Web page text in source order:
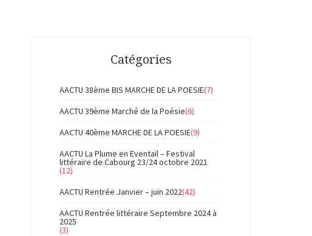
Catégories
AACTU 38ème BIS MARCHE DE LA POESIE(7)
AACTU 39ème Marché de la Poésie(6)
AACTU 40ème MARCHE DE LA POESIE(9)
AACTU La Plume en Eventail – Festival
littéraire de Cabourg 23/24 octobre 2021
(12)
AACTU Rentrée Janvier – juin 2022(42)
AACTU Rentrée littéraire Septembre 2024 à
2025
(3)